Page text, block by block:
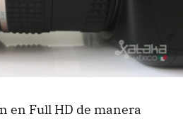
en Full HD de manera